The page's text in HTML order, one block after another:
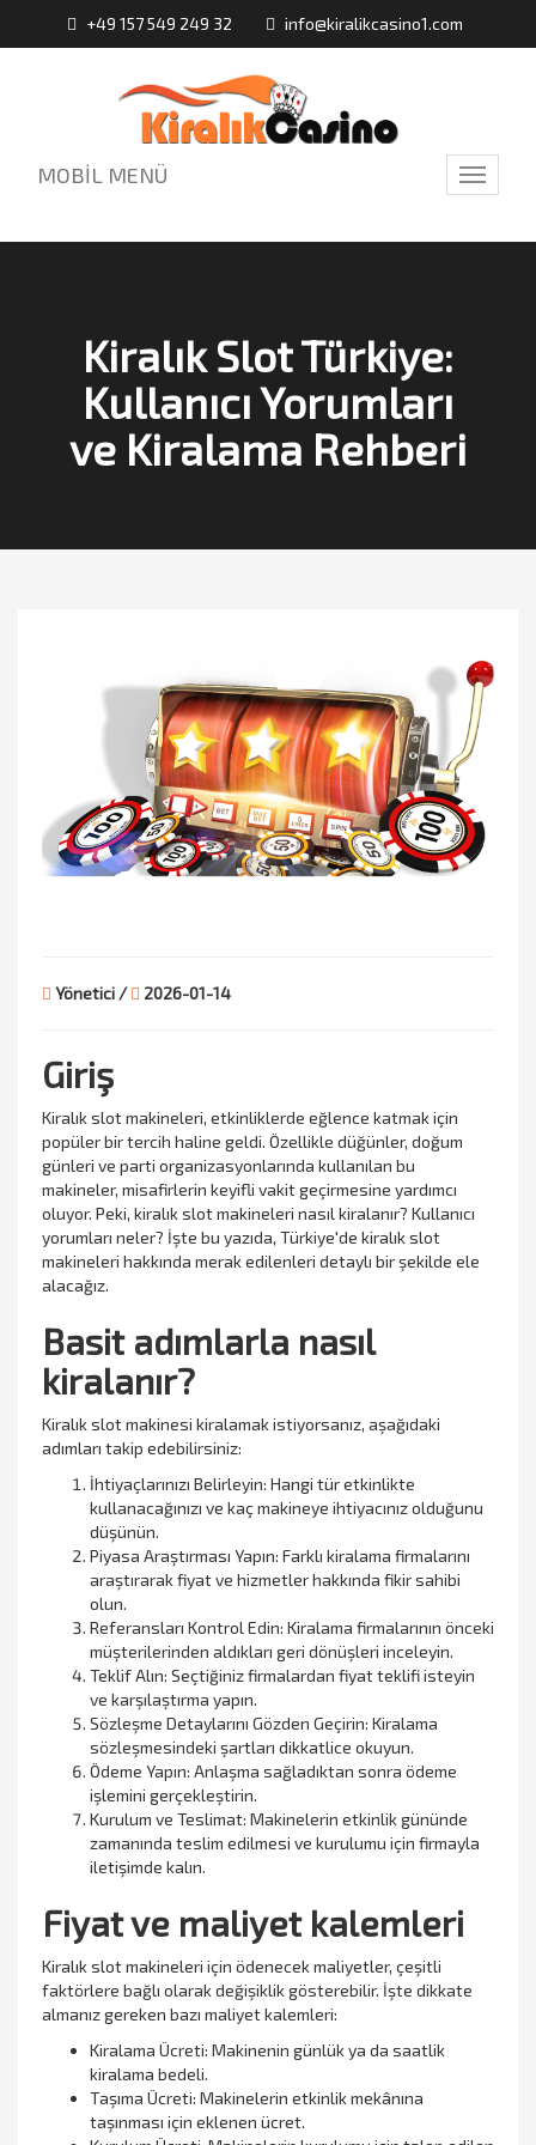
+49 157 549 249 32 info@kiralikcasino1.com
Toggle
MOBİL MENÜ
Kiralık Slot Türkiye:
Kullanıcı Yorumları
ve Kiralama Rehberi
Yönetici / 2026-01-14
Giriş
Kiralık slot makineleri, etkinliklerde eğlence katmak için
popüler bir tercih haline geldi. Özellikle düğünler, doğum
günleri ve parti organizasyonlarında kullanılan bu
makineler, misafirlerin keyifli vakit geçirmesine yardımcı
oluyor. Peki, kiralık slot makineleri nasıl kiralanır? Kullanıcı
yorumları neler? İşte bu yazıda, Türkiye'de kiralık slot
makineleri hakkında merak edilenleri detaylı bir şekilde ele
alacağız.
Basit adımlarla nasıl
kiralanır?
Kiralık slot makinesi kiralamak istiyorsanız, aşağıdaki
adımları takip edebilirsiniz:
İhtiyaçlarınızı Belirleyin: Hangi tür etkinlikte
kullanacağınızı ve kaç makineye ihtiyacınız olduğunu
düşünün.
Piyasa Araştırması Yapın: Farklı kiralama firmalarını
araştırarak fiyat ve hizmetler hakkında fikir sahibi
olun.
Referansları Kontrol Edin: Kiralama firmalarının önceki
müşterilerinden aldıkları geri dönüşleri inceleyin.
Teklif Alın: Seçtiğiniz firmalardan fiyat teklifi isteyin
ve karşılaştırma yapın.
Sözleşme Detaylarını Gözden Geçirin: Kiralama
sözleşmesindeki şartları dikkatlice okuyun.
Ödeme Yapın: Anlaşma sağladıktan sonra ödeme
işlemini gerçekleştirin.
Kurulum ve Teslimat: Makinelerin etkinlik gününde
zamanında teslim edilmesi ve kurulumu için firmayla
iletişimde kalın.
Fiyat ve maliyet kalemleri
Kiralık slot makineleri için ödenecek maliyetler, çeşitli
faktörlere bağlı olarak değişiklik gösterebilir. İşte dikkate
almanız gereken bazı maliyet kalemleri:
Kiralama Ücreti: Makinenin günlük ya da saatlik
kiralama bedeli.
Taşıma Ücreti: Makinelerin etkinlik mekânına
taşınması için eklenen ücret.